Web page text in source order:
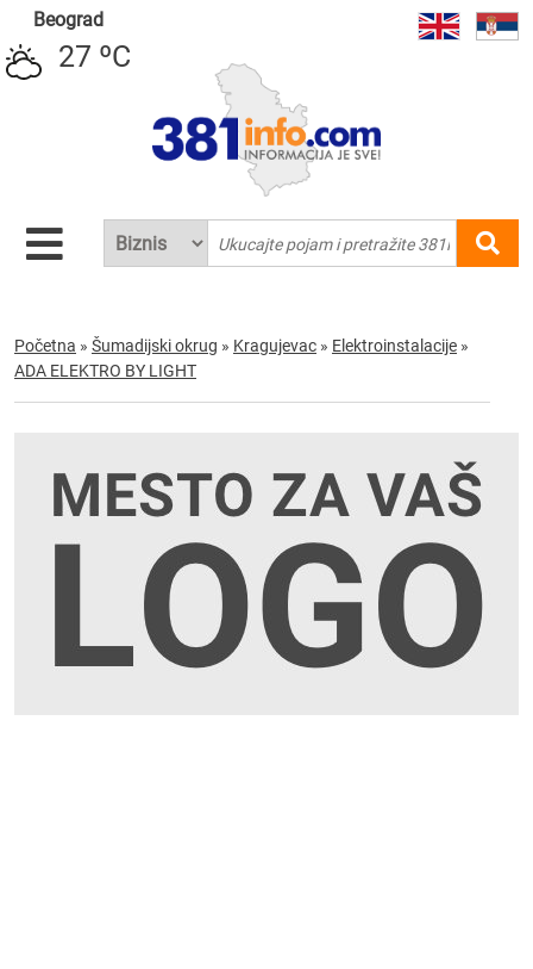
Beograd
27 ºC
Početna » Šumadijski okrug » Kragujevac » Elektroinstalacije »
ADA ELEKTRO BY LIGHT